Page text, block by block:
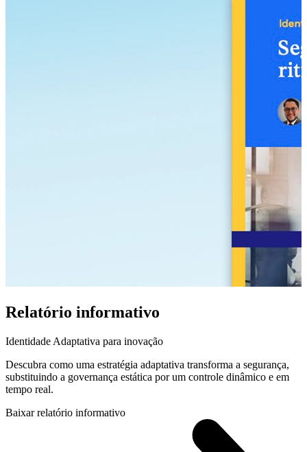
Relatório informativo
Identidade Adaptativa para inovação
Descubra como uma estratégia adaptativa transforma a segurança,
substituindo a governança estática por um controle dinâmico e em
tempo real.
Baixar relatório informativo